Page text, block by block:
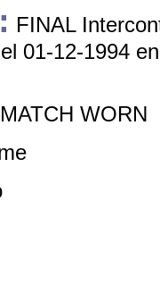
FINAL
01-12-1994
WORN